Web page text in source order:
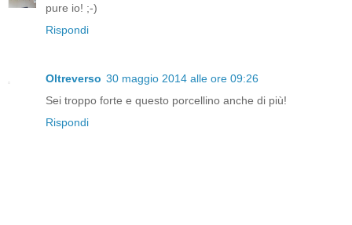
pure io! ;-)
Rispondi
Oltreverso 30 maggio 2014 alle ore 09:26
Sei troppo forte e questo porcellino anche di più!
Rispondi